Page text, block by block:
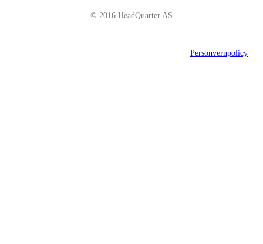
© 2016 HeadQuarter AS
Personvernpolicy